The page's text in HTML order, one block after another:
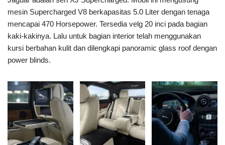
mesin Supercharged V8 berkapasitas 5.0 Liter dengan tenaga
mencapai 470 Horsepower. Tersedia velg 20 inci pada bagian
kaki-kakinya. Lalu untuk bagian interior telah menggunakan
kursi berbahan kulit dan dilengkapi panoramic glass roof dengan
power blinds.